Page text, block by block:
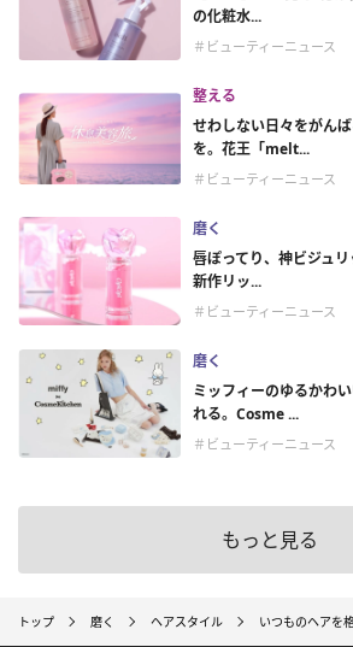
の化粧水...
＃ビューティーニュース
整える
せわしない日々をがん
を。花王「melt...
＃ビューティーニュース
磨く
唇ぽってり、神ビジュ
新作リッ...
＃ビューティーニュース
磨く
ミッフィーのゆるかわ
れる。Cosme ...
＃ビューティーニュース
もっと見る
トップ 磨く ヘアスタイル いつものヘアを